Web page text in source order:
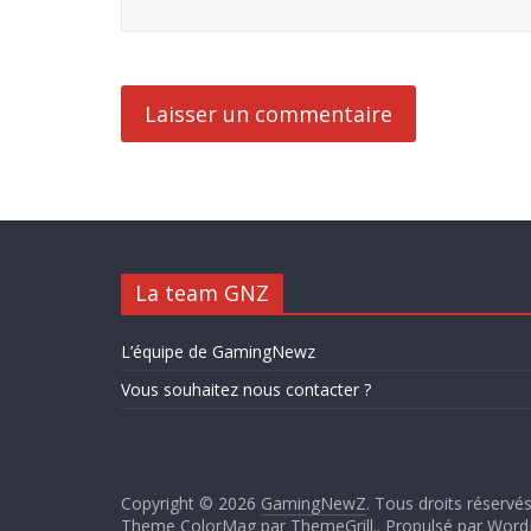
La team GNZ
L’équipe de GamingNewz
Vous souhaitez nous contacter ?
Copyright © 2026 GamingNewZ. Tous droits
Theme ColorMag par ThemeGrill.. Propulsé par